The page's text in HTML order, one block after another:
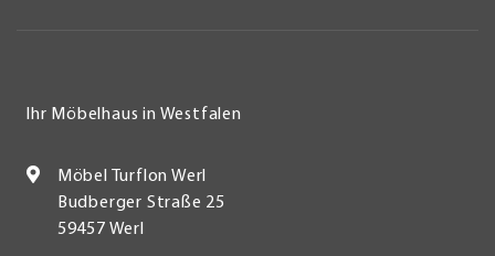
Ihr Möbelhaus in Westfalen
Möbel Turflon Werl
Budberger Straße 25
59457 Werl